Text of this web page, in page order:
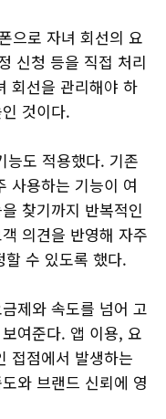
으로 자녀 회선의 요
신청 등을 직접 처리
회선을 관리해야 하
것이다.
능도 적용했다. 기존
사용하는 기능이 여
찾기까지 반복적인
의견을 반영해 자주
할 수 있도록 했다.
제와 속도를 넘어 고
여준다. 앱 이용, 요
접점에서 발생하는
와 브랜드 신뢰에 영